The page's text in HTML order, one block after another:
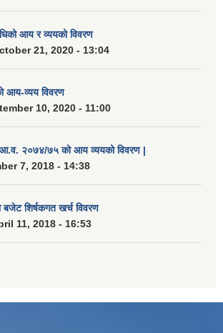
आय र व्ययको विवरण
21, 2020 - 13:04
आय-व्यय विवरण
10, 2020 - 11:00
आ.व. २०७४/७५ को आय व्ययको विवरण |
7, 2018 - 14:38
शिर्षकगत खर्च विवरण
11, 2018 - 16:53